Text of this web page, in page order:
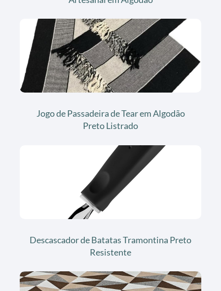
Jogo de Passadeira de Tear em Algodão
Preto Listrado
Descascador de Batatas Tramontina Preto
Resistente